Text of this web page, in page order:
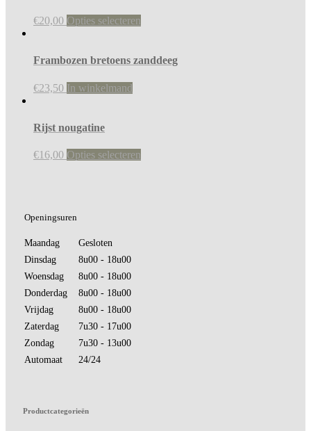
€20,00 Opties selecteren
Frambozen bretoens zanddeeg
€23,50 In winkelmand
Rijst nougatine
€16,00 Opties selecteren
Openingsuren
Maandag
Gesloten
Dinsdag
8u00 - 18u00
Woensdag
8u00 - 18u00
Donderdag
8u00 - 18u00
Vrijdag
8u00 - 18u00
Zaterdag
7u30 - 17u00
Zondag
7u30 - 13u00
Automaat
24/24
Productcategorieën